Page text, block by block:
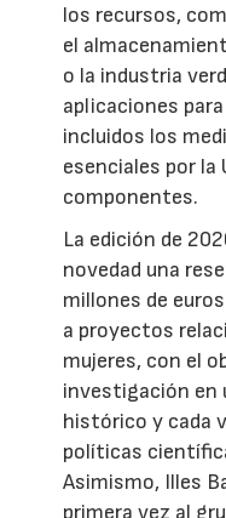
los recursos,
el
o la industria
aplicaciones
incluidos los
esenciales por la
componentes.
La edición de
novedad una
millones de
a proyectos
mujeres, con el
investigación en
histórico y cada
políticas
Asimismo, Illes
primera vez al